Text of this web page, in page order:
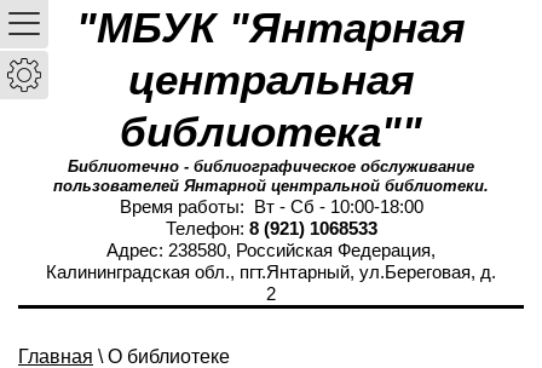
"МБУК "Янтарная
центральная
библиотека""
Библиотечно - библиографическое обслуживание
пользователей Янтарной центральной библиотеки.
Время работы: Вт - Сб - 10:00-18:00
Телефон: 8 (921) 1068533
Адрес: 238580, Российская Федерация,
Калининградская обл., пгт.Янтарный, ул.Береговая, д.
2
Главная \ О библиотеке